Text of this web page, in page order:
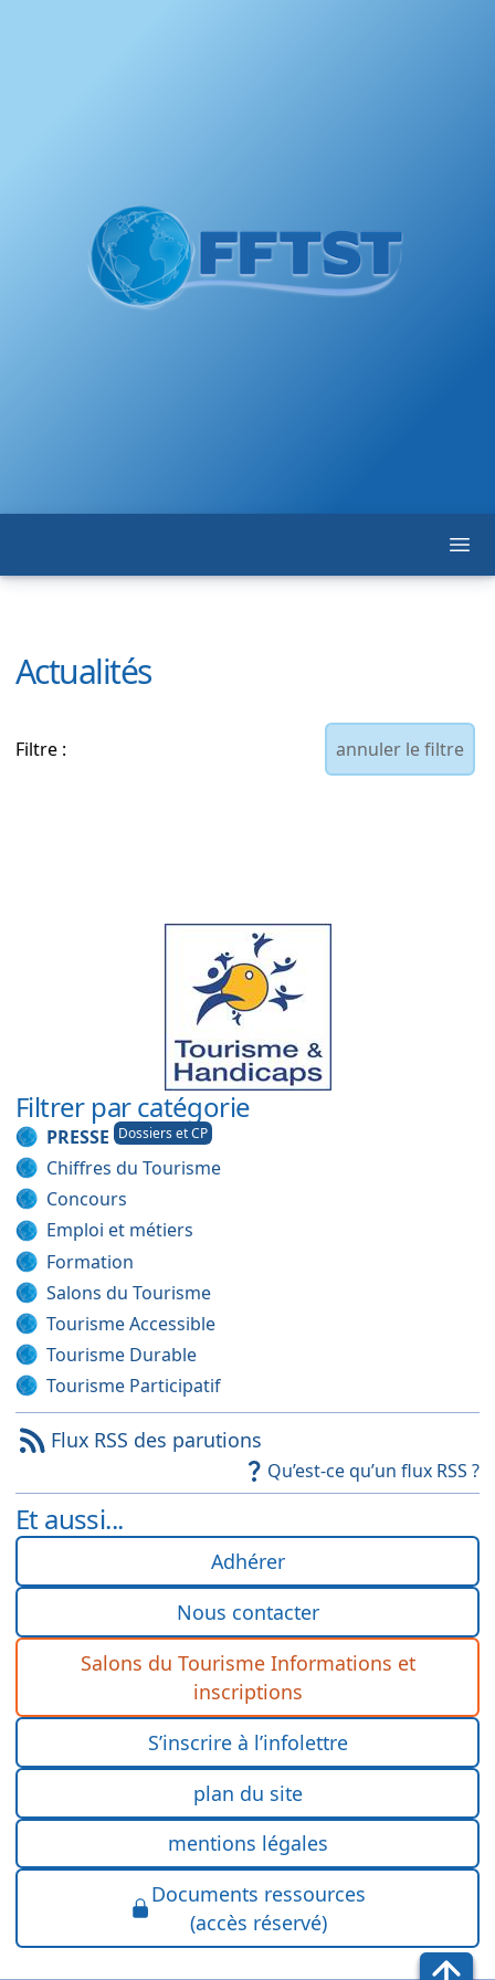
Actualités
Filtre : annuler le filtre
Filtrer par catégorie
PRESSE Dossiers et CP
Chiffres du Tourisme
Concours
Emploi et métiers
Formation
Salons du Tourisme
Tourisme Accessible
Tourisme Durable
Tourisme Participatif
Flux RSS des parutions
Qu’est-ce qu’un flux RSS ?
Et aussi...
Adhérer
Nous contacter
Salons du Tourisme Informations et
inscriptions
S’inscrire à l’infolettre
plan du site
mentions légales
Documents ressources
(accès réservé)